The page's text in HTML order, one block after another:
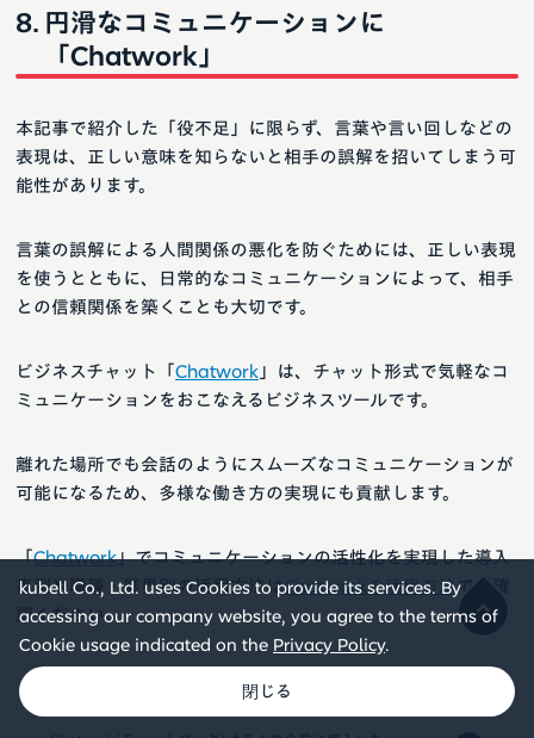
kubell Co., Ltd. uses Cookies to provide its services. By
accessing our company website, you agree to the terms of
Cookie usage indicated on the Privacy Policy.
円滑なコミュニケーションに
「Chatwork」
本記事で紹介した「役不足」に限らず、言葉や言い回しなどの
表現は、正しい意味を知らないと相手の誤解を招いてしまう可
能性があります。
言葉の誤解による人間関係の悪化を防ぐためには、正しい表現
を使うとともに、日常的なコミュニケーションによって、相手
との信頼関係を築くことも大切です。
ビジネスチャット「 Chatwork 」は、チャット形式で気軽なコ
ミュニケーションをおこなえるビジネスツールです。
離れた場所でも会話のようにスムーズなコミュニケーションが
可能になるため、多様な働き方の実現にも貢献します。
「Chatwork」でコミュニケーションの活性化を実現した導入
事例や職種・業界別の活用方法はChatworkの活用方法でご確
認ください。
今すぐChatworkを始める（無料）